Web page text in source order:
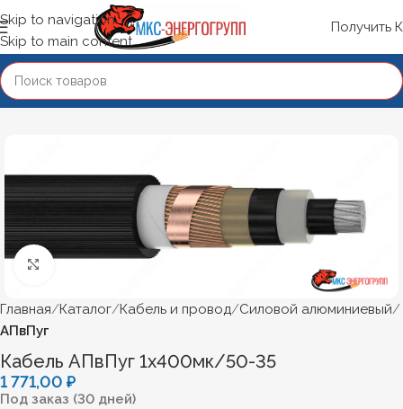
Skip to navigation
Skip to main content
Получить
Главная Каталог Кабель и провод Силовой алюминиевый
АПвПуг
Кабель АПвПуг 1х400мк/50-35
1 771,00 ₽
Под заказ (30 дней)